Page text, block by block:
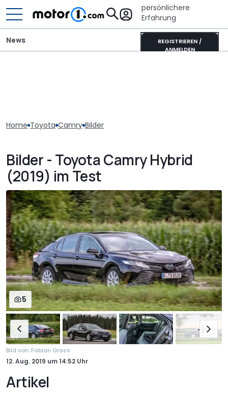
persönlichere
Erfahrung
REGISTRIEREN /
ANMELDEN
News
Home Toyota Camry Bilder
Bilder - Toyota Camry Hybrid
(2019) im Test
5
Bild von: Fabian Grass
12. Aug. 2019 um14:52 Uhr
Artikel